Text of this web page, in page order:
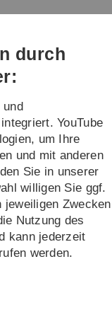
machines
Optikentwicklung
durch
und
YouTube
um Ihre
und mit anderen
Sie in unserer
willigen Sie ggf.
jeweiligen Zwecken
Nutzung des
kann jederzeit
werden.